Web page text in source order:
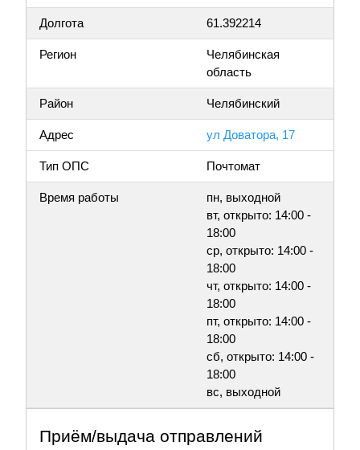
Долгота 61.392214
Регион
Челябинская
область
Район Челябинский
Адрес ул Доватора, 17
Тип ОПС Почтомат
Время работы
пн, выходной
вт, открыто: 14:00 -
18:00
ср, открыто: 14:00 -
18:00
чт, открыто: 14:00 -
18:00
пт, открыто: 14:00 -
18:00
сб, открыто: 14:00 -
18:00
вс, выходной
Приём/выдача отправлений